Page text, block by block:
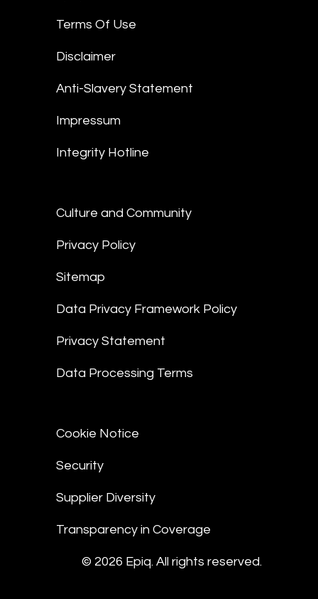
Terms Of Use
Disclaimer
Anti-Slavery Statement
Impressum
Integrity Hotline
Culture and Community
Privacy Policy
Sitemap
Data Privacy Framework Policy
Privacy Statement
Data Processing Terms
Cookie Notice
Security
Supplier Diversity
Transparency in Coverage
© 2026 Epiq. All rights reserved.